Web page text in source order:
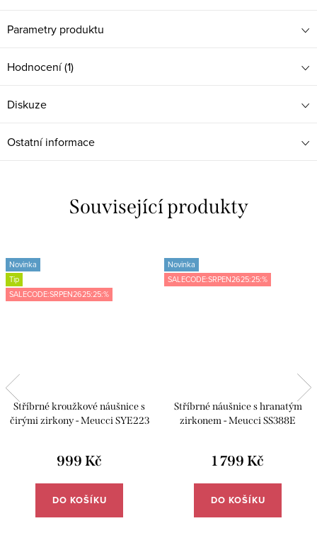
Parametry produktu
Hodnocení (1)
Diskuze
Ostatní informace
Související produkty
Novinka
Tip
SALECODE:SRPEN2625:25:%
Stříbrné kroužkové náušnice s
čirými zirkony - Meucci SYE223
999 Kč
DO KOŠÍKU
Novinka
SALECODE:SRPEN2625:25:%
Stříbrné náušnice s hranatým
zirkonem - Meucci SS388E
1 799 Kč
DO KOŠÍKU